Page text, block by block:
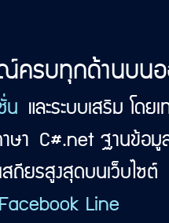
ครบทุกด้านบน
น และระบบเสริม โดย
า C#.net ฐานข้อมู
ถียรสูงสุดบนเว็บไซต์
Line